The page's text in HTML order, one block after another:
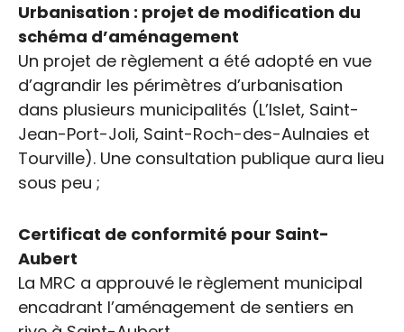
Urbanisation : projet de modification du
schéma d’aménagement
Un projet de règlement a été adopté en vue
d’agrandir les périmètres d’urbanisation
dans plusieurs municipalités (L’Islet, Saint-
Jean-Port-Joli, Saint-Roch-des-Aulnaies et
Tourville). Une consultation publique aura lieu
sous peu ;
Certificat de conformité pour Saint-
Aubert
La MRC a approuvé le règlement municipal
encadrant l’aménagement de sentiers en